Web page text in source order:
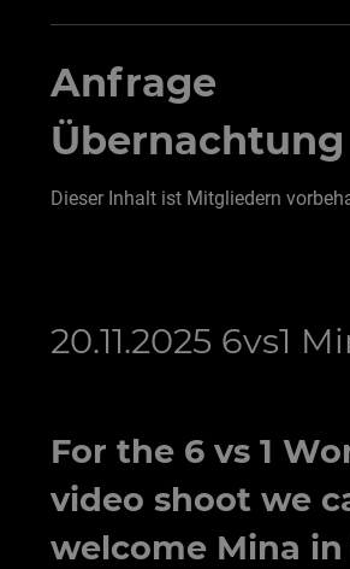
Anfrage
Übernachtung
Dieser Inhalt ist Mitgliedern
20.11.2025 6vs1
For the 6 vs 1
video shoot we
welcome Mina